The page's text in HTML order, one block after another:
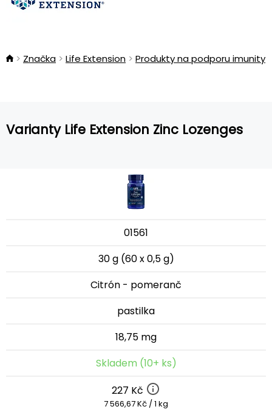
Značka Life Extension Produkty na podporu imunity
Varianty Life Extension Zinc Lozenges
01561
30 g (60 x 0,5 g)
Citrón - pomeranč
pastilka
18,75 mg
Skladem (10+ ks)
227 Kč
7 566,67 Kč / 1 kg